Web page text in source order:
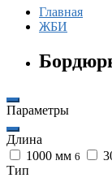
Главная
ЖБИ
Параметры
Длина
1000 мм 6
Тип